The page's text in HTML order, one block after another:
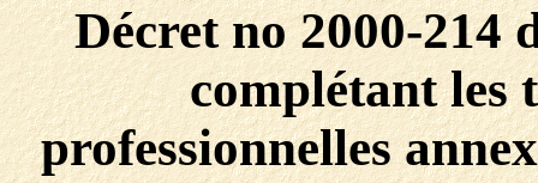
Décret no 2000-214
complétant les
professionnelles